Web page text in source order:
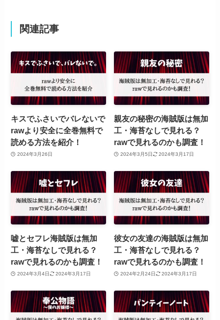
関連記事
キスでふさいでバレないで
rawより安全に全巻無料で
読める方法を紹介！
2024年3月26日
親友の秘密の海賊版は無加
工・海苔なしで見れる？
rawで見れるのかも調査！
2024年3月5日 2024年3月17日
嘘とセフレ海賊版は無加
工・海苔なしで見れる？
rawで見れるのかも調査！
2024年3月4日 2024年3月17日
彼女の友達の海賊版は無加
工・海苔なしで見れる？
rawで見れるのかも調査！
2024年2月24日 2024年3月17日